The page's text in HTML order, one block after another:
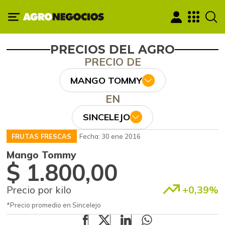
PRECIOS DEL AGRO
PRECIO DE
MANGO TOMMY
EN
SINCELEJO
FRUTAS FRESCAS Fecha: 30 ene 2016
Mango Tommy
$ 1.800,00
Precio por kilo +0,39%
*Precio promedio en Sincelejo